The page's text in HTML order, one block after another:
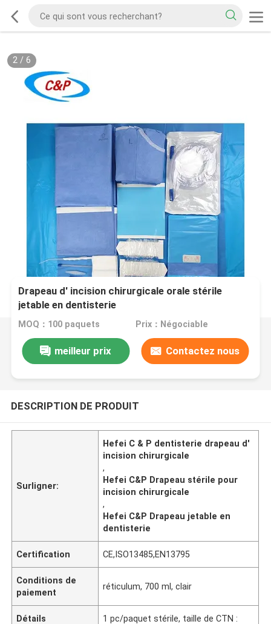
2/ 6
Drapeau d' incision chirurgicale orale stérile
jetable en dentisterie
MOQ：100 paquets Prix：Négociable
meilleur prix Contactez nous
DESCRIPTION DE PRODUIT
Surligner:
Hefei C & P dentisterie drapeau d'
incision chirurgicale
,
Hefei C&P Drapeau stérile pour
incision chirurgicale
,
Hefei C&P Drapeau jetable en
dentisterie
Certification CE,ISO13485,EN13795
Conditions de
paiement
réticulum, 700 ml, clair
Détails
1 pc/paquet stérile, taille de CTN :